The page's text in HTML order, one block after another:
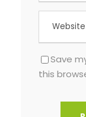
Save
this